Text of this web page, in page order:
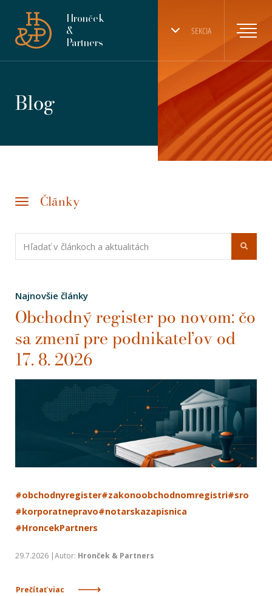
SEKCIA
Hronček
&
Partners
Blog
Články
Najnovšie články
Obchodný register po novom: čo
sa zmení pre podnikateľov od
17. 8. 2026
#obchodnyregister#zakonoobchodnomregistri#sro
#korporatnepravo#notarskazapisnica
#HroncekPartners
29.7.2026 |Autor: Hronček & Partners
Prečítať viac